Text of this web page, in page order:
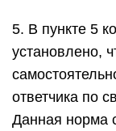
5. В пункте 5
установлено,
ответчика по
Данная норма